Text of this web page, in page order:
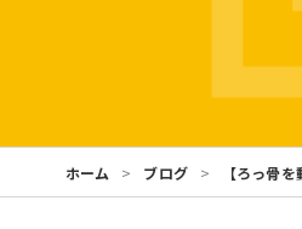
ホーム ブログ 【ろっ骨を